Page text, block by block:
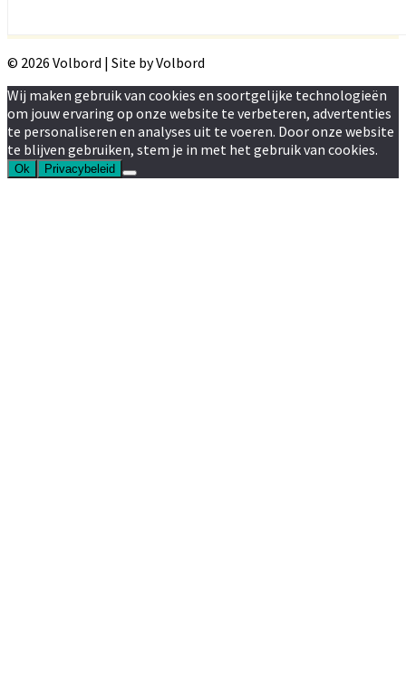
© 2026 Volbord | Site by Volbord
Wij maken gebruik van cookies en soortgelijke technologieën
om jouw ervaring op onze website te verbeteren, advertenties
te personaliseren en analyses uit te voeren. Door onze website
te blijven gebruiken, stem je in met het gebruik van cookies.
Ok Privacybeleid